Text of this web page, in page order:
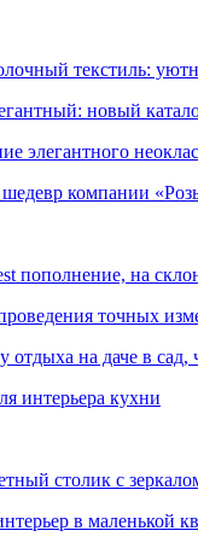
текстиль:
новый
элегантного
компании
пополнение, на
точных
отдыха на даче в
интерьера кухни
столик с
в маленькой